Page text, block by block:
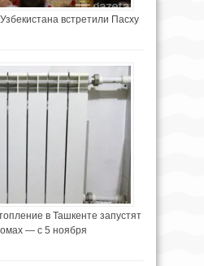
встретили Пасху
в Ташкенте запустят
— с 5 ноября